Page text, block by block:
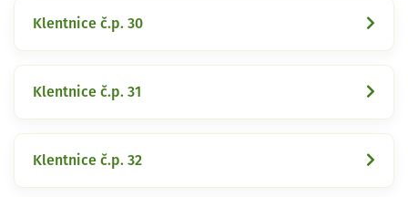
Klentnice č.p. 30
Klentnice č.p. 31
Klentnice č.p. 32